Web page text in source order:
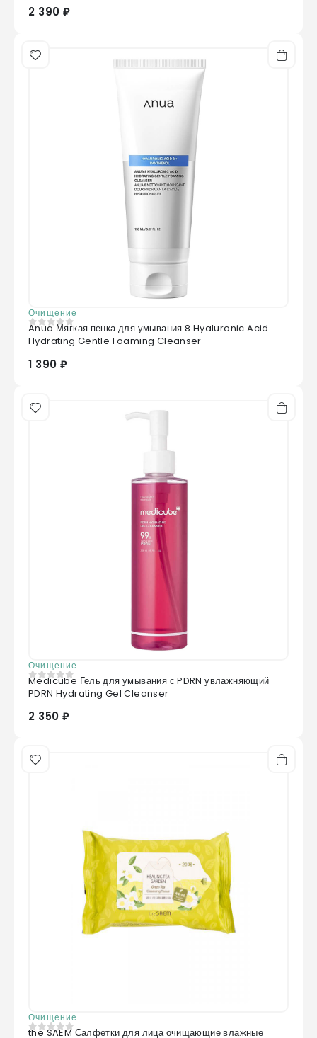
2 390 ₽
Очищение
0из 5
Anua Мягкая пенка для умывания 8 Hyaluronic Acid
Hydrating Gentle Foaming Cleanser
1 390 ₽
Очищение
0из 5
Medicube Гель для умывания с PDRN увлажняющий
PDRN Hydrating Gel Cleanser
2 350 ₽
Очищение
the SAEM Салфетки для лица очищающие влажные